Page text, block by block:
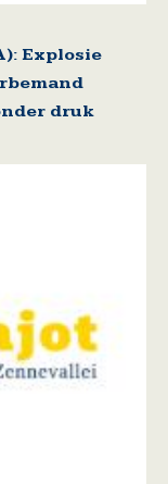
Explosie
druk